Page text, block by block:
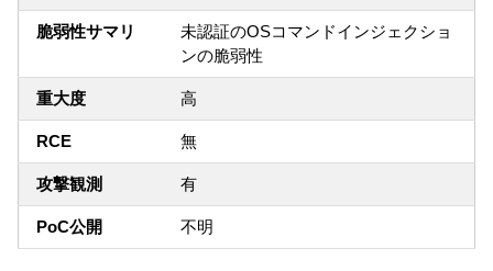
脆弱性サマリ
未認証のOSコマンドインジェクショ
ンの脆弱性
重大度 高
RCE 無
攻撃観測 有
PoC公開 不明